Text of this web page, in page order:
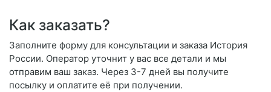
Как заказать?
Заполните форму для консультации и заказа История
России. Оператор уточнит у вас все детали и мы
отправим ваш заказ. Через 3-7 дней вы получите
посылку и оплатите её при получении.